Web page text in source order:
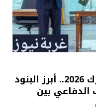
اتفاقية مكة للدفاع المشترك 2026.. أبرز البنود
الدفاعي بين